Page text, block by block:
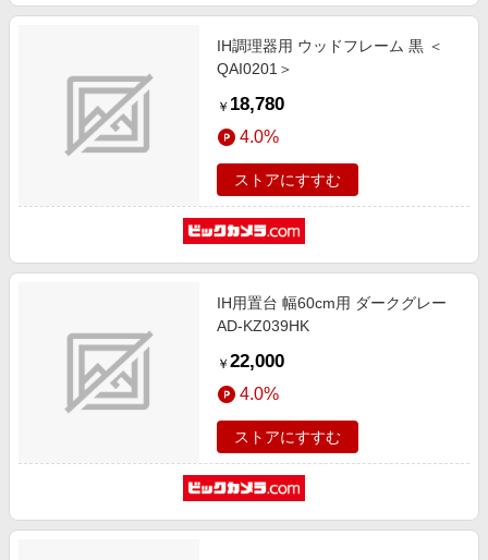
IH調理器用 ウッドフレーム 黒 ＜
QAI0201＞
￥ 18,780
4.0%
ストアにすすむ
IH用置台 幅60cm用 ダークグレー
AD-KZ039HK
￥ 22,000
4.0%
ストアにすすむ